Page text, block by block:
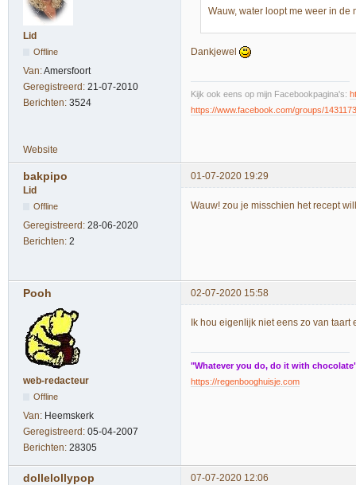
Lid
Offline
Van:Amersfoort
Geregistreerd: 21-07-2010
Berichten: 3524
Wauw, water loopt me weer in de
Dankjewel
Kijk ook eens op mijn Facebookpagina's:
https://www.facebook.com/groups/
Website
bakpipo
01-07-2020 19:29
Lid
Offline
Geregistreerd: 28-06-2020
Berichten: 2
Wauw! zou je misschien het recept
Pooh 02-07-2020 15:58
web-redacteur
Offline
Van: Heemskerk
Geregistreerd: 05-04-2007
Berichten: 28305
Ik hou eigenlijk niet eens zo van
"Whatever you do, do it with
https://regenbooghuisje.com
dollelollypop 07-07-2020 12:06